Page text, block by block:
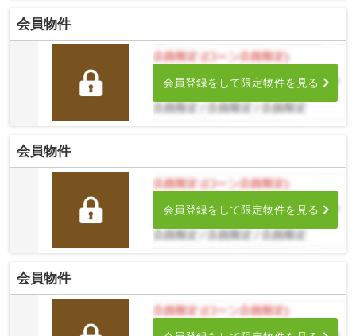
会員物件
会員登録をして限定物件を見る
会員物件
会員登録をして限定物件を見る
会員物件